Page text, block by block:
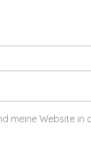
meine Website